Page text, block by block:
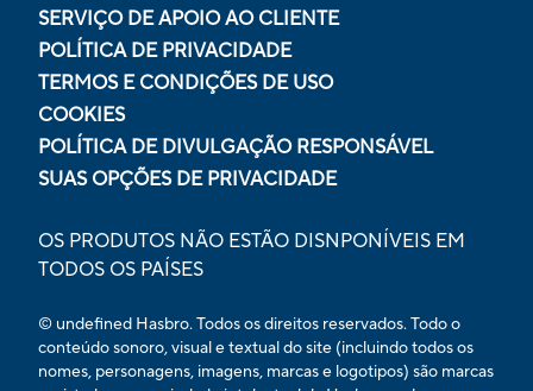
SERVIÇO DE APOIO AO CLIENTE
POLÍTICA DE PRIVACIDADE
TERMOS E CONDIÇÕES DE USO
COOKIES
POLÍTICA DE DIVULGAÇÃO RESPONSÁVEL
SUAS OPÇÕES DE PRIVACIDADE
OS PRODUTOS NÃO ESTÃO DISNPONÍVEIS EM
TODOS OS PAÍSES
© undefined Hasbro. Todos os direitos reservados. Todo o
conteúdo sonoro, visual e textual do site (incluindo todos os
nomes, personagens, imagens, marcas e logotipos) são marcas